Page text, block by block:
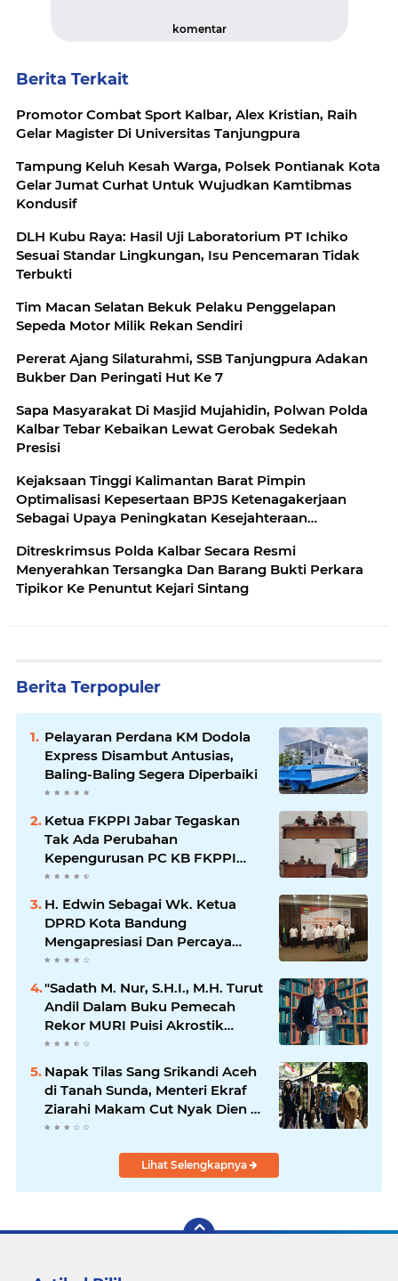
komentar
Berita Terkait
Promotor Combat Sport Kalbar, Alex Kristian, Raih
Gelar Magister Di Universitas Tanjungpura
Tampung Keluh Kesah Warga, Polsek Pontianak Kota
Gelar Jumat Curhat Untuk Wujudkan Kamtibmas
Kondusif
DLH Kubu Raya: Hasil Uji Laboratorium PT Ichiko
Sesuai Standar Lingkungan, Isu Pencemaran Tidak
Terbukti
Tim Macan Selatan Bekuk Pelaku Penggelapan
Sepeda Motor Milik Rekan Sendiri
Pererat Ajang Silaturahmi, SSB Tanjungpura Adakan
Bukber Dan Peringati Hut Ke 7
Sapa Masyarakat Di Masjid Mujahidin, Polwan Polda
Kalbar Tebar Kebaikan Lewat Gerobak Sedekah
Presisi
Kejaksaan Tinggi Kalimantan Barat Pimpin
Optimalisasi Kepesertaan BPJS Ketenagakerjaan
Sebagai Upaya Peningkatan Kesejahteraan
Ditreskrimsus Polda Kalbar Secara Resmi
Menyerahkan Tersangka Dan Barang Bukti Perkara
Tipikor Ke Penuntut Kejari Sintang
Berita Terpopuler
Pelayaran Perdana KM Dodola
Express Disambut Antusias,
Baling-Baling Segera Diperbaiki
Ketua FKPPI Jabar Tegaskan
Tak Ada Perubahan
Kepengurusan PC KB FKPPI
Sumedang, Ketua Cabang
H. Edwin Sebagai Wk. Ketua
DPRD Kota Bandung
Mengapresiasi Dan Percaya
Penuh Kepada Kepemimpinan
Lpm Kota Bandung Periode
2021-2026
"Sadath M. Nur, S.H.I., M.H. Turut
Andil Dalam Buku Pemecah
Rekor MURI Puisi Akrostik
Terbanyak
Napak Tilas Sang Srikandi Aceh
di Tanah Sunda, Menteri Ekraf
Ziarahi Makam Cut Nyak Dien di
Sumedang
Lihat Selengkapnya